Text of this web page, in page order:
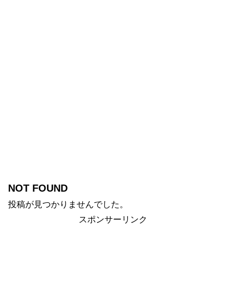
NOT FOUND
投稿が見つかりませんでした。
スポンサーリンク